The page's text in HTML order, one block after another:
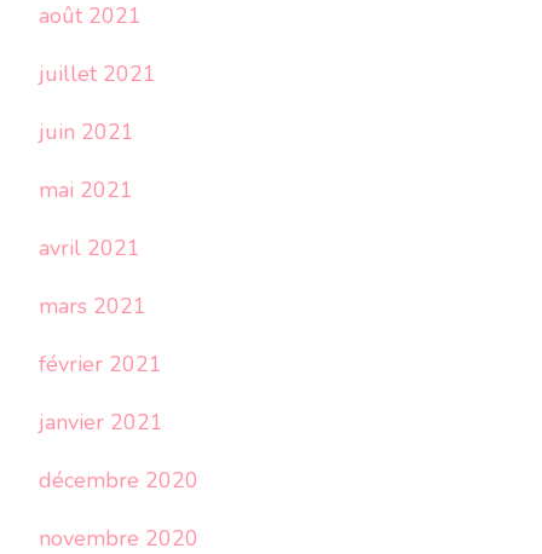
août 2021
juillet 2021
juin 2021
mai 2021
avril 2021
mars 2021
février 2021
janvier 2021
décembre 2020
novembre 2020